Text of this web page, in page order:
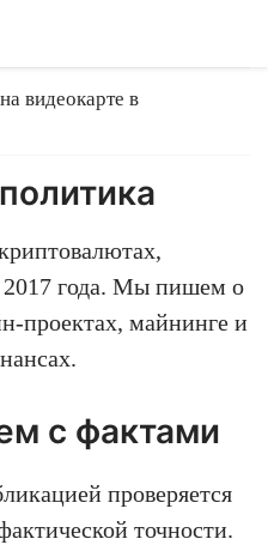
видеокарте в
2017 года. Мы пишем о
проектах, майнинге и
с фактами
проверяется
точности.